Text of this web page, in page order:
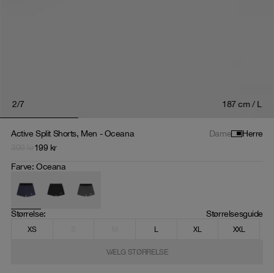
187 cm / L
2/7
Active Split Shorts, Men - Oceana Dame
Herre
199 kr
Farve:Oceana
Størrelse: Størrelsesguide
XS L XL XXL
VÆLG STØRRELSE